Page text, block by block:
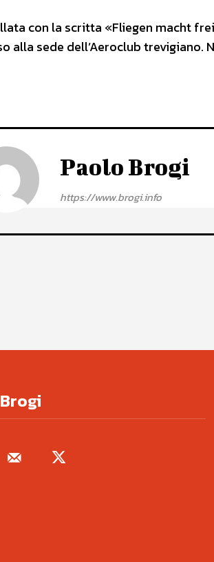
con la scritta «Fliegen macht
alla sede dell’Aeroclub trevigiano.
Paolo Brogi
https://www.brogi.info